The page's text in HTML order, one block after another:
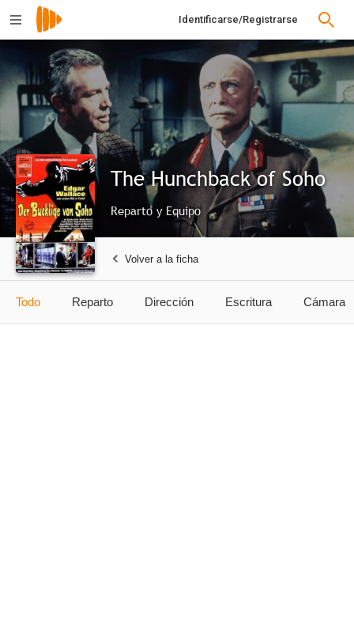
Identificarse/Registrarse
The Hunchback of Soho
Reparto y Equipo
Volver a la ficha
Todo Reparto Dirección Escritura Cámara